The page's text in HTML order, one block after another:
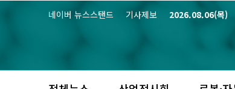
네이버 뉴스스탠드 기사제보 2026.08.06(목)